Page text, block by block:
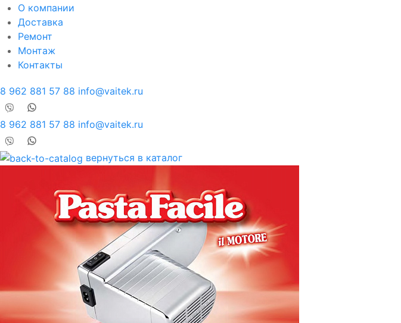
О компании
Доставка
Ремонт
Монтаж
Контакты
8 962 881 57 88 info@vaitek.ru
8 962 881 57 88 info@vaitek.ru
вернуться в каталог